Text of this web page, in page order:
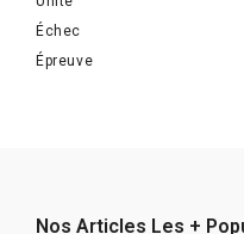
Échec
Épreuve
Nos Articles Les +